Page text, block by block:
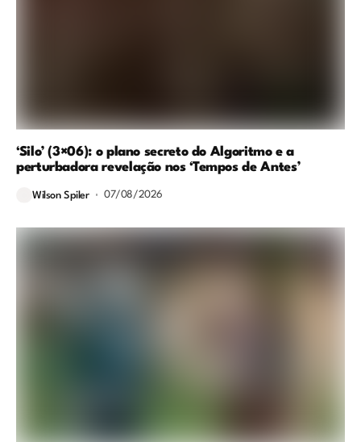
‘Silo’ (3×06): o plano secreto do Algoritmo e a
perturbadora revelação nos ‘Tempos de Antes’
Wilson Spiler 07/08/2026